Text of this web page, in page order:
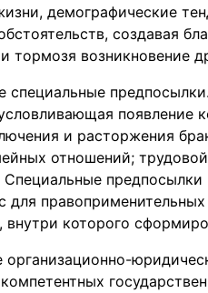
демографические
создавая
тормозя возникновение
специальные
появление
и расторжения
отношений;
для
внутри которого
организационно-